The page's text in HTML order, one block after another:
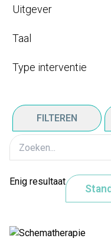
Uitgever
Taal
Type interventie
FILTEREN
Enig resultaat